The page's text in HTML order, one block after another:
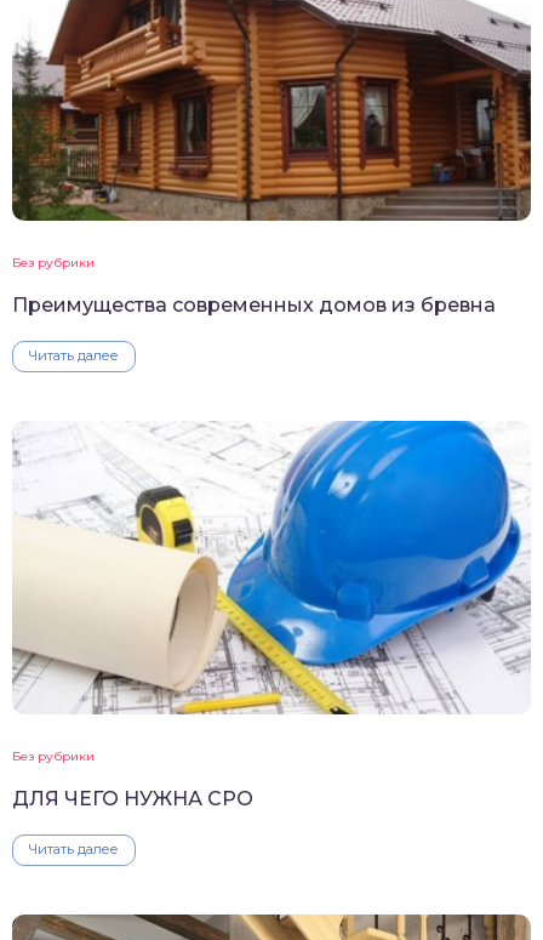
Без рубрики
Преимущества современных домов из бревна
Читать далее
Без рубрики
ДЛЯ ЧЕГО НУЖНА СРО
Читать далее